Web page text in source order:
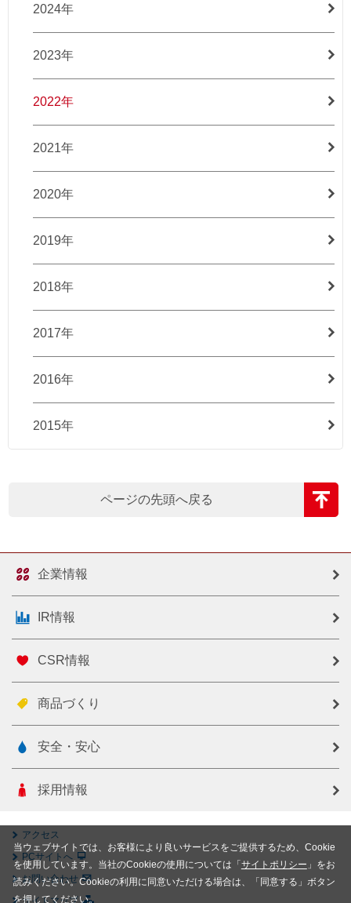
当ウェブサイトでは、お客様により良いサービスをご提供するため、Cookie
を使用しています。当社のCookieの使用については「 サイトポリシー 」をお
読みください。Cookieの利用に同意いただける場合は、「同意する」ボタン
を押してください。
2024年
2023年
2022年
2021年
2020年
2019年
2018年
2017年
2016年
2015年
ページの先頭へ戻る
企業情報
IR情報
CSR情報
商品づくり
安全・安心
採用情報
アクセス
PCサイトへ
お問い合わせ
サイトマップ